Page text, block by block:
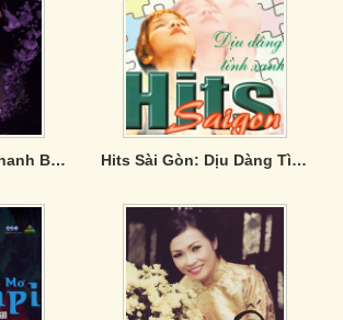
Phương Thanh - Chanh Bolero Hits Sài Gòn: Dịu Dàng Tình Xanh